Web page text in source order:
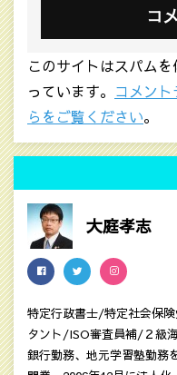
このサイトはスパム
っています。 コメン
らをご覧ください。
大庭孝志
特定行政書士/特定社会保
タント/ISO審査員補/２級
銀行勤務、地元学習塾勤務